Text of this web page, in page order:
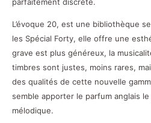
parfaitement discrète.
L’évoque 20, est une bibliothèque
les Spécial Forty, elle offre une
grave est plus généreux, la
timbres sont justes, moins rares,
des qualités de cette nouvelle
semble apporter le parfum anglais
mélodique.